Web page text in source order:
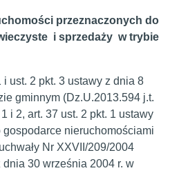
przeznaczonych do
i sprzedaży w trybie
ust. 2 pkt. 3 ustawy z dnia 8
gminnym (Dz.U.2013.594 j.t.
i 2, art. 37 ust. 2 pkt. 1 ustawy
nieruchomościami
Nr XXVII/209/2004
dnia 30 września 2004 r. w